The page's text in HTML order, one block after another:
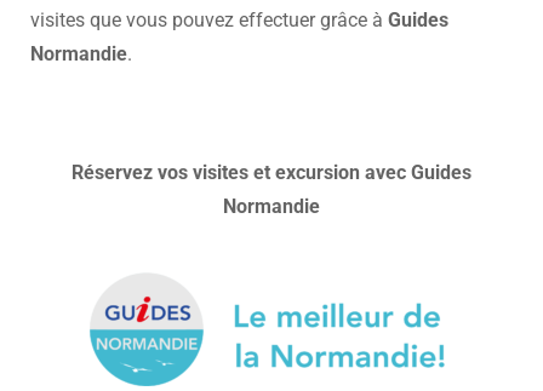
visites que vous pouvez effectuer grâce à Guides
Normandie.
Réservez vos visites et excursion avec Guides
Normandie